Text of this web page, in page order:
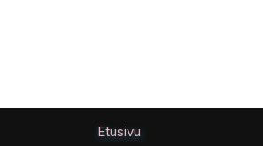
Etusivu